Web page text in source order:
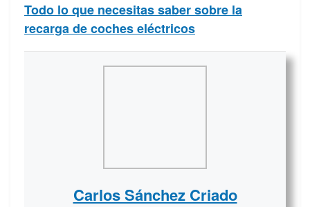
Todo lo que necesitas saber sobre la
recarga de coches eléctricos
Carlos Sánchez Criado